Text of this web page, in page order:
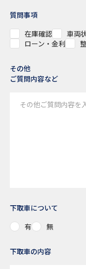
質問事項
在庫確認
車両
ローン・金利
その他
ご質問内容など
下取車について
有
無
下取車の内容